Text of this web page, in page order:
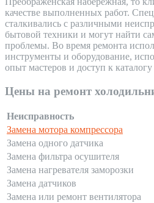
качестве выполненных работ.
сталкивались с различными
бытовой техники и могут найти
проблемы. Во время ремонта
инструменты и оборудование,
опыт мастеров и доступ к
Цены на ремонт
Неисправность
Замена мотора компрессора
Замена одного датчика
Замена фильтра осушителя
Замена нагревателя заморозки
Замена датчиков
Замена или ремонт вентилятора